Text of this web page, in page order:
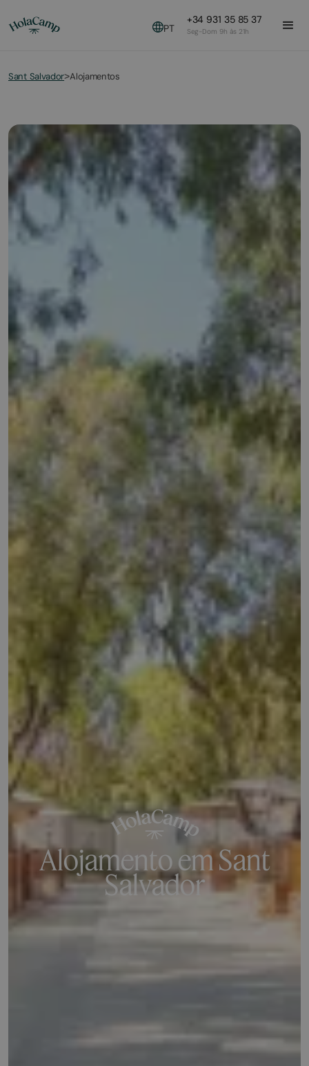
PT
+34 931 35 85 37
Seg-Dom 9h às 21h
Sant Salvador>Alojamentos
Alojamento em Sant
Salvador